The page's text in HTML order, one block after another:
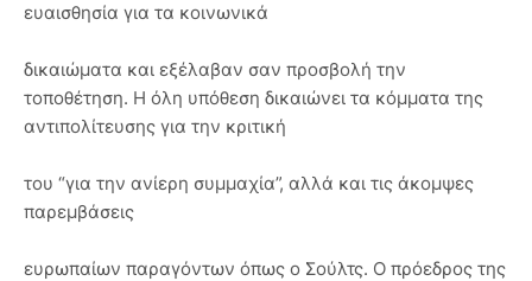
ευαισθησία για τα κοινωνικά
δικαιώματα και εξέλαβαν σαν προσβολή την
τοποθέτηση. Η όλη υπόθεση δικαιώνει τα κόμματα της
αντιπολίτευσης για την κριτική
του “για την ανίερη συμμαχία”, αλλά και τις άκομψες
παρεμβάσεις
ευρωπαίων παραγόντων όπως ο Σούλτς. Ο πρόεδρος της